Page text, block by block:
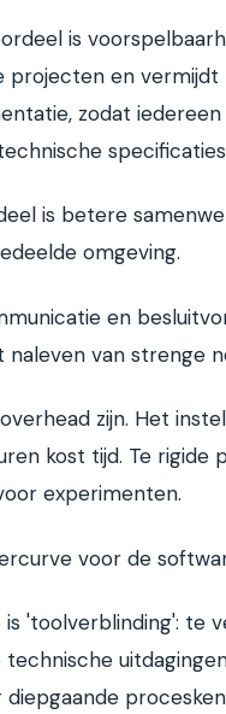
is
projecten en vermijdt
zodat
is betere
omgeving.
en
van strenge
zijn. Het
kost tijd. Te rigide
experimenten.
voor de
is 'toolverblinding': te